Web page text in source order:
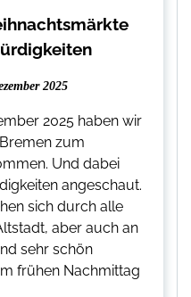
2025
2025 haben wir
zum
Und dabei
angeschaut.
sich durch alle
aber auch an
sehr schön
frühen Nachmittag